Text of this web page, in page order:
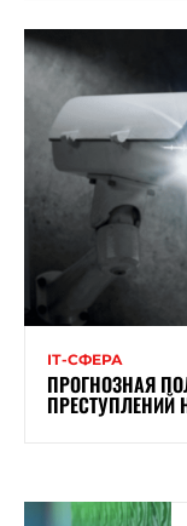
ІТ-СФЕРА
ПРОГНОЗНАЯ
ПРЕСТУПЛЕНИЙ